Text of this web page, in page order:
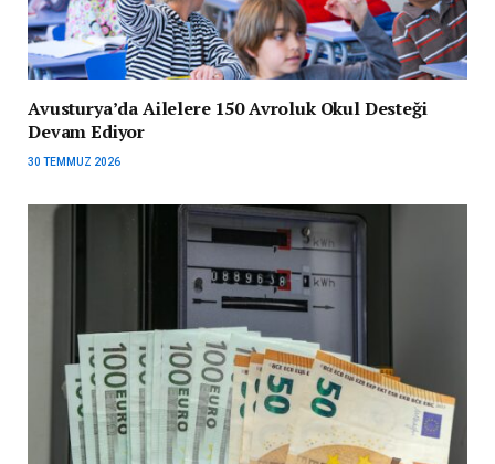
Avusturya’da Ailelere 150 Avroluk Okul Desteği
Devam Ediyor
30 TEMMUZ 2026